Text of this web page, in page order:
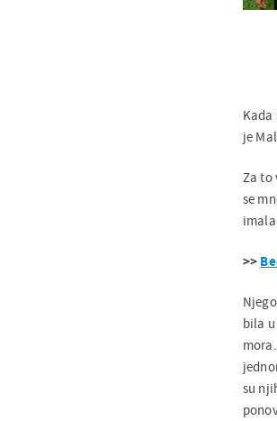
je
Za to
se
>>
bila u
su